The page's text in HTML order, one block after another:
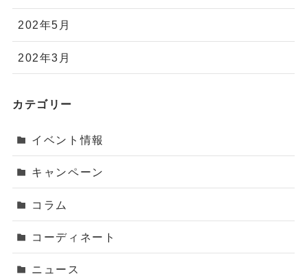
202年5月
202年3月
カテゴリー
イベント情報
キャンペーン
コラム
コーディネート
ニュース